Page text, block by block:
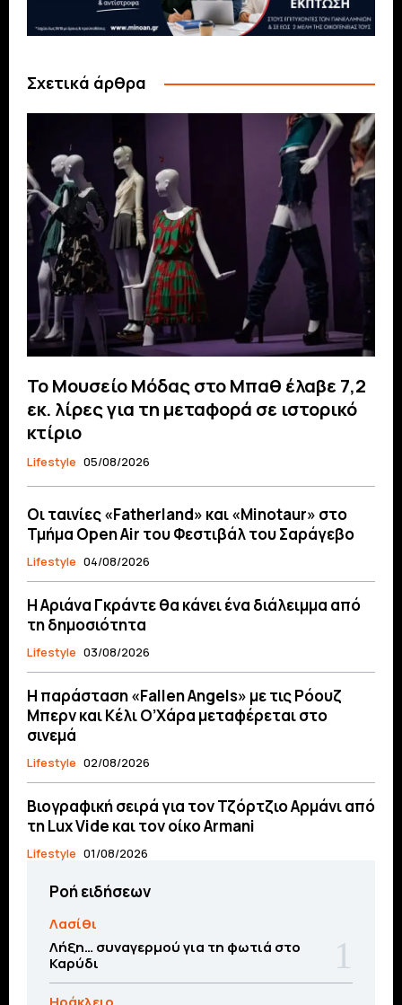
Σχετικά άρθρα
Το Μουσείο Μόδας στο Μπαθ έλαβε 7,2
εκ. λίρες για τη μεταφορά σε ιστορικό
κτίριο
Lifestyle 05/08/2026
Οι ταινίες «Fatherland» και «Minotaur» στο
Τμήμα Open Air του Φεστιβάλ του Σαράγεβο
Lifestyle 04/08/2026
Η Αριάνα Γκράντε θα κάνει ένα διάλειμμα από
τη δημοσιότητα
Lifestyle 03/08/2026
Η παράσταση «Fallen Angels» με τις Ρόουζ
Μπερν και Κέλι Ο’Χάρα μεταφέρεται στο
σινεμά
Lifestyle 02/08/2026
Βιογραφική σειρά για τον Τζόρτζιο Αρμάνι από
τη Lux Vide και τον οίκο Armani
Lifestyle 01/08/2026
Ροή ειδήσεων
Λασίθι
Λήξη… συναγερμού για τη φωτιά στο
Καρύδι